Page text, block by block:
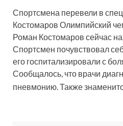
Спортсмена перевели в
Костомаров Олимпийский
Роман Костомаров сейчас
Спортсмен почувствовал
его госпитализировали с
Сообщалось, что врачи
пневмонию. Также